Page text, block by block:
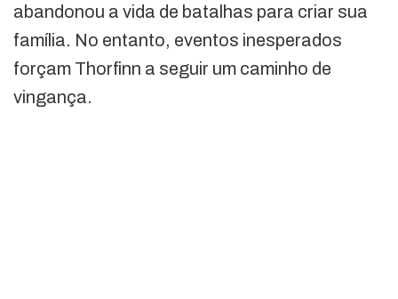
abandonou a vida de batalhas para criar sua
família. No entanto, eventos inesperados
forçam Thorfinn a seguir um caminho de
vingança.